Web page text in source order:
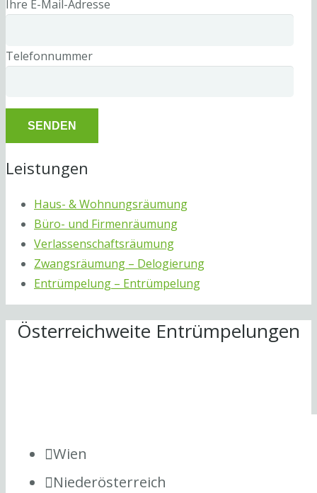
Ihre E-Mail-Adresse
Telefonnummer
Leistungen
Haus- & Wohnungsräumung
Büro- und Firmenräumung
Verlassenschaftsräumung
Zwangsräumung – Delogierung
Entrümpelung – Entrümpelung
Österreichweite Entrümpelungen
Wien
Niederösterreich